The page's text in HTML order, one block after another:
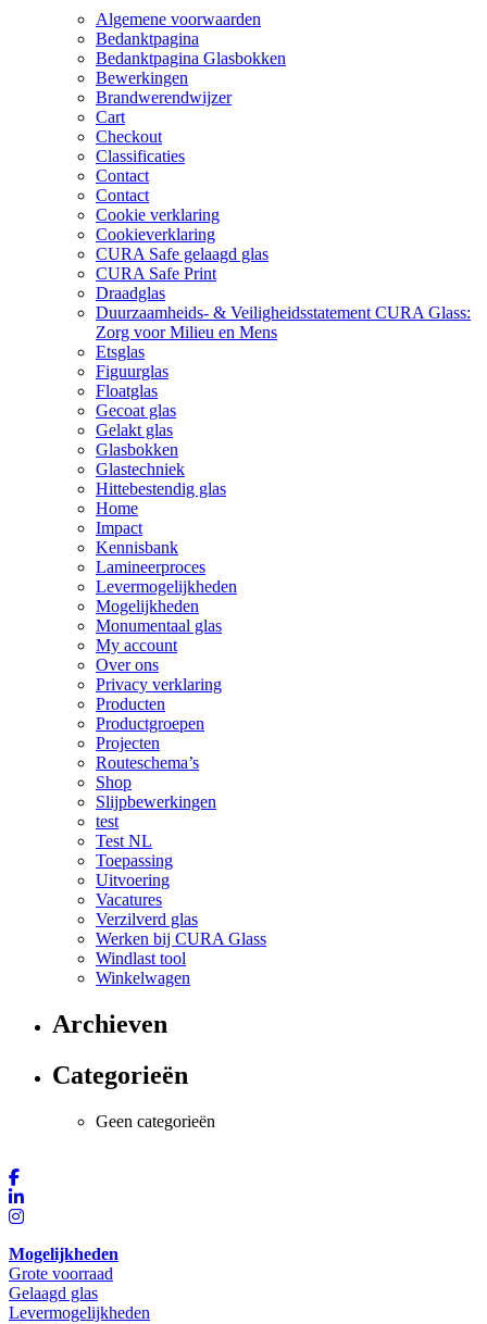
de
productpagina
Algemene voorwaarden
Bedanktpagina
Bedanktpagina Glasbokken
Bewerkingen
Brandwerendwijzer
Cart
Checkout
Classificaties
Contact
Contact
Cookie verklaring
Cookieverklaring
CURA Safe gelaagd glas
CURA Safe Print
Draadglas
Duurzaamheids- & Veiligheidsstatement CURA Glass:
Zorg voor Milieu en Mens
Etsglas
Figuurglas
Floatglas
Gecoat glas
Gelakt glas
Glasbokken
Glastechniek
Hittebestendig glas
Home
Impact
Kennisbank
Lamineerproces
Levermogelijkheden
Mogelijkheden
Monumentaal glas
My account
Over ons
Privacy verklaring
Producten
Productgroepen
Projecten
Routeschema’s
Shop
Slijpbewerkingen
test
Test NL
Toepassing
Uitvoering
Vacatures
Verzilverd glas
Werken bij CURA Glass
Windlast tool
Winkelwagen
Archieven
Categorieën
Geen categorieën
Mogelijkheden
Grote voorraad
Gelaagd glas
Levermogelijkheden